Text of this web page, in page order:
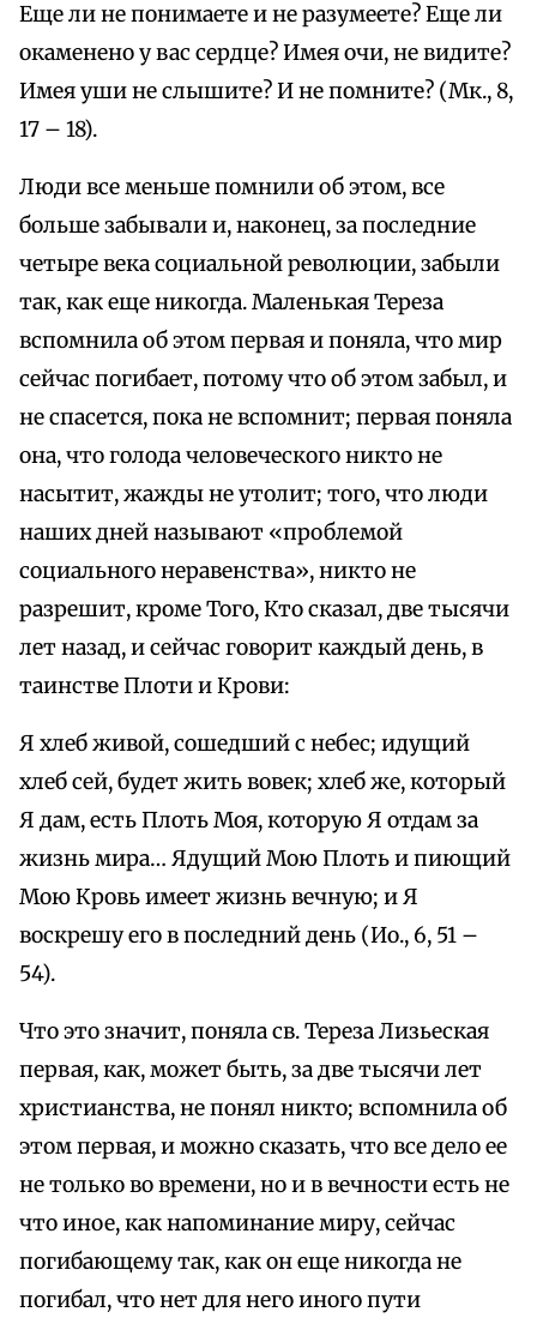
Еще ли не понимаете и не разумеете? Еще ли
окаменено у вас сердце? Имея очи, не видите?
Имея уши не слышите? И не помните? (Мк., 8,
17 – 18).
Люди все меньше помнили об этом, все
больше забывали и, наконец, за последние
четыре века социальной революции, забыли
так, как еще никогда. Маленькая Тереза
вспомнила об этом первая и поняла, что мир
сейчас погибает, потому что об этом забыл, и
не спасется, пока не вспомнит; первая поняла
она, что голода человеческого никто не
насытит, жажды не утолит; того, что люди
наших дней называют «проблемой
социального неравенства», никто не
разрешит, кроме Того, Кто сказал, две тысячи
лет назад, и сейчас говорит каждый день, в
таинстве Плоти и Крови:
Я хлеб живой, сошедший с небес; идущий
хлеб сей, будет жить вовек; хлеб же, который
Я дам, есть Плоть Моя, которую Я отдам за
жизнь мира… Ядущий Мою Плоть и пиющий
Мою Кровь имеет жизнь вечную; и Я
воскрешу его в последний день (Ио., 6, 51 –
54).
Что это значит, поняла св. Тереза Лизьеская
первая, как, может быть, за две тысячи лет
христианства, не понял никто; вспомнила об
этом первая, и можно сказать, что все дело ее
не только во времени, но и в вечности есть не
что иное, как напоминание миру, сейчас
погибающему так, как он еще никогда не
погибал, что нет для него иного пути